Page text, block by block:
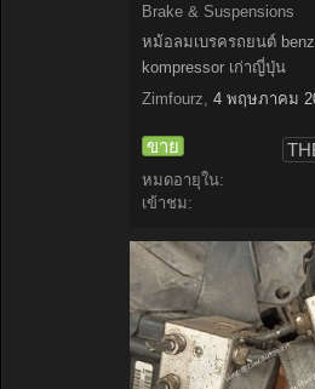
Brake & Suspensions
หม้อลมเบรครถยนต์
kompressor เก่าญี่ปุ่น
Zimfourz 4 พฤษภาคม
ขาย
หมดอายุใน:
เข้าชม: